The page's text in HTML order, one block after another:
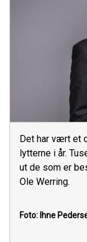
Det har vært et
lytterne i år.
ut de som er
Ole Werring.
Foto: Ihne